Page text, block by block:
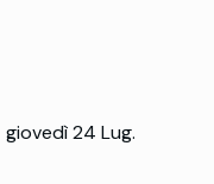
giovedì 24 Lug.